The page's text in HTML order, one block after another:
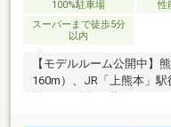
100%駐車場 性
スーパーまで徒歩5分
以内
【モデルルーム公開中】
160m）、JR「上熊本」